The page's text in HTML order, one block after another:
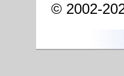
© 2002-